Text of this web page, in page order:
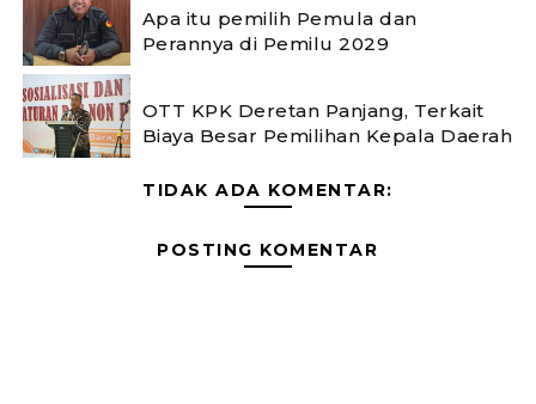
Apa itu pemilih Pemula dan
Perannya di Pemilu 2029
OTT KPK Deretan Panjang, Terkait
Biaya Besar Pemilihan Kepala Daerah
TIDAK ADA KOMENTAR:
POSTING KOMENTAR